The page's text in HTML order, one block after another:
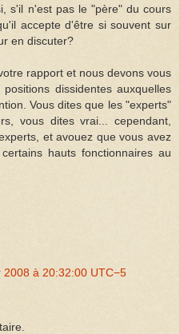
s'il n'est pas le "père" du cours
accepte d'être si souvent sur
en discuter?
rapport et nous devons vous
dissidentes auxquelles
Vous dites que les "experts"
vous dites vrai... cependant,
et avouez que vous avez
hauts fonctionnaires au
2008 à 20:32:00 UTC−5